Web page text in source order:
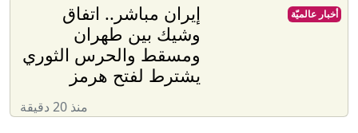
إيران مباشر.. اتفاق
وشيك بين طهران
ومسقط والحرس الثوري
يشترط لفتح هرمز
منذ 20 دقيقة
أخبار عالميّة